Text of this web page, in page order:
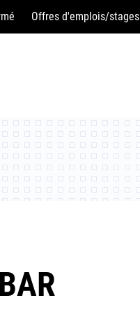
Offres d'emplois/stages